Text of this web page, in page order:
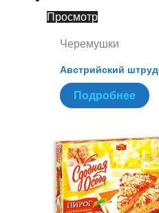
Просмотр
Черемушки
Австрийский
Подробнее